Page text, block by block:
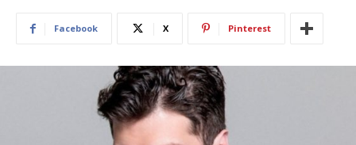
Facebook X Pinterest